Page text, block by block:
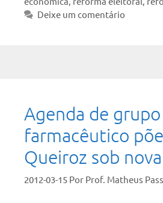
Deixe um comentário
Agenda de grupo
farmacêutico
Queiroz sob
2012-03-15 Por Prof. Matheus